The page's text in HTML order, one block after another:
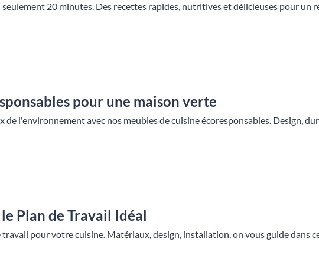
20 minutes. Des recettes rapides, nutritives et délicieuses pour un
pour une maison verte
l'environnement avec nos meubles de cuisine écoresponsables. Design,
Plan de Travail Idéal
pour votre cuisine. Matériaux, design, installation, on vous guide dans